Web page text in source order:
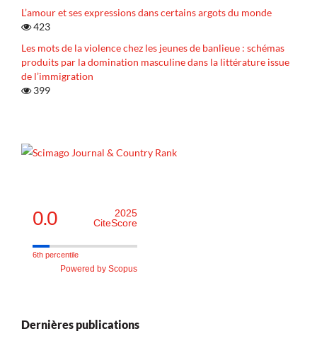
L’amour et ses expressions dans certains argots du monde
423
Les mots de la violence chez les jeunes de banlieue : schémas
produits par la domination masculine dans la littérature issue
de l’immigration
399
0.0
2025
CiteScore
6th percentile
Powered by Scopus
Dernières publications